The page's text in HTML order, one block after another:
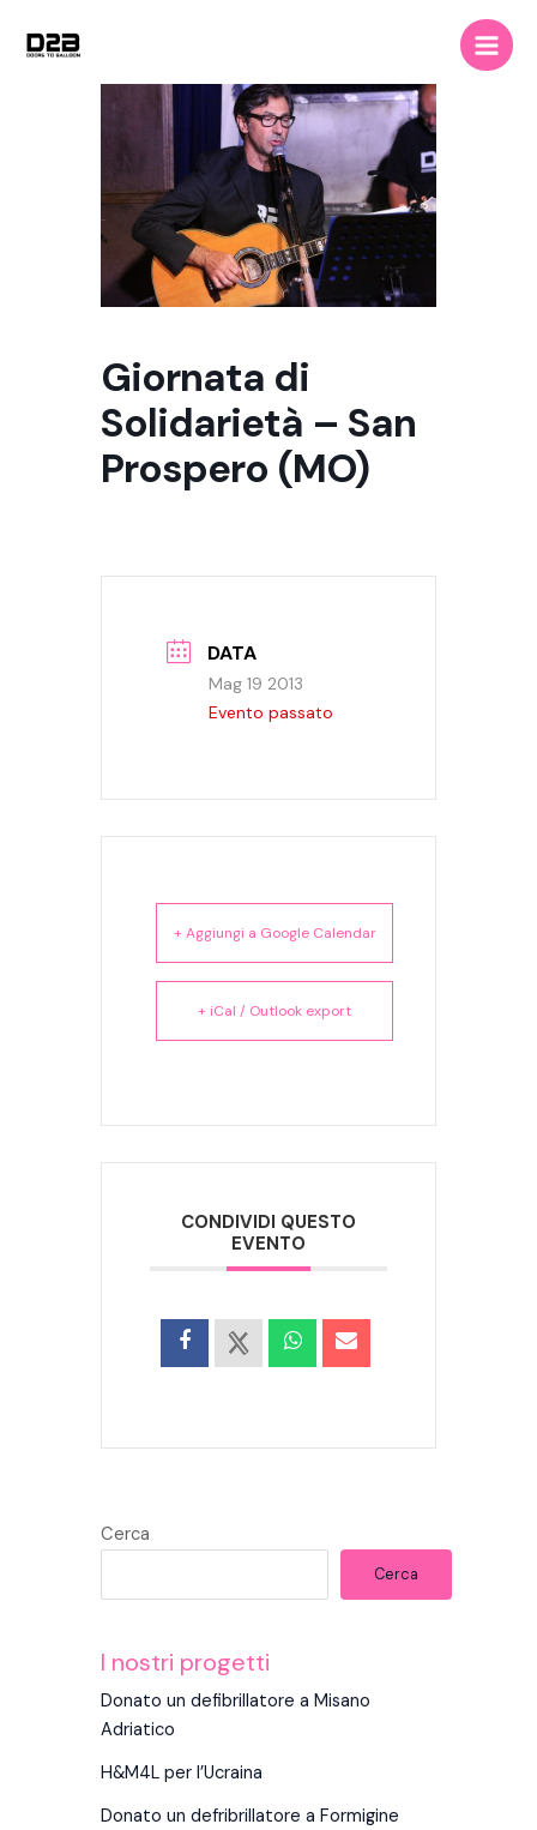
Main
Giornata di
Solidarietà – San
Prospero (MO)
DATA
Mag 19 2013
Evento passato
+ Aggiungi a Google Calendar
+ iCal / Outlook export
CONDIVIDI QUESTO
EVENTO
Cerca
Cerca
I nostri progetti
Donato un defibrillatore a Misano
Adriatico
H&M4L per l’Ucraina
Donato un defribrillatore a Formigine